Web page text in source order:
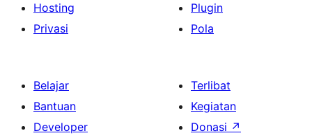
Hosting
Privasi
Plugin
Pola
Belajar
Bantuan
Developer
Terlibat
Kegiatan
Donasi ↗